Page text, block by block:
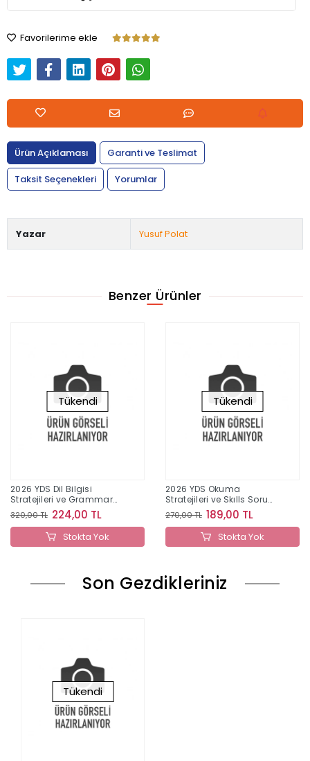
Favorilerime ekle
Ürün Açıklaması
Garanti ve Teslimat
Taksit Seçenekleri
Yorumlar
Yazar Yusuf Polat
Benzer Ürünler
Tükendi
2026 YDS Dil Bilgisi
Stratejileri ve Grammar
Soru Bankası Benim
Hocam Yayınları
320,00 TL 224,00 TL
Stokta Yok
Tükendi
2026 YDS Okuma
Stratejileri ve Skılls Soru
Bankası Benim Hocam
Yayınları
270,00 TL 189,00 TL
Stokta Yok
Son Gezdikleriniz
Tükendi